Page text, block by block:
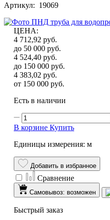
Артикул: 19069
ЦЕНА:
4 712,92 руб.
до 50 000 руб.
4 524,40 руб.
до 150 000 руб.
4 383,02 руб.
от 150 000 руб.
Есть в наличии
В корзине Купить
Единицы измерения: м
Добавить в избранное
Сравнение
Самовывоз: возможен
Быстрый заказ